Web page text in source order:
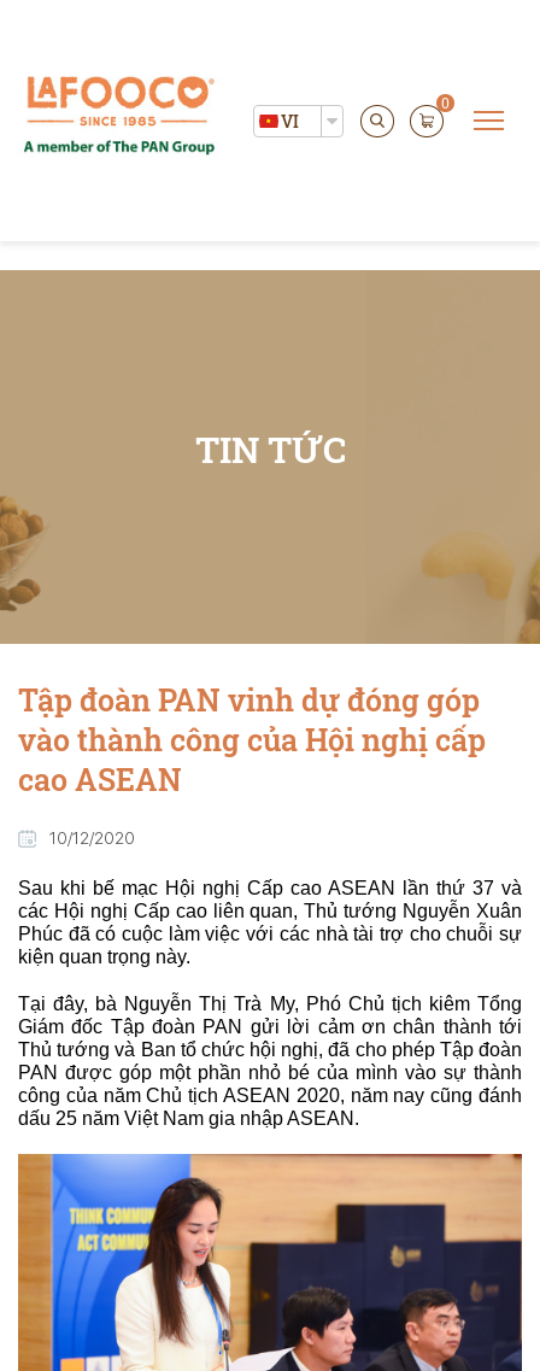
VI
0
TIN TỨC
Tập đoàn PAN vinh dự đóng góp
vào thành công của Hội nghị cấp
cao ASEAN
10/12/2020
Sau khi bế mạc Hội nghị Cấp cao ASEAN lần thứ 37 và
các Hội nghị Cấp cao liên quan, Thủ tướng Nguyễn Xuân
Phúc đã có cuộc làm việc với các nhà tài trợ cho chuỗi sự
kiện quan trọng này.
Tại đây, bà Nguyễn Thị Trà My, Phó Chủ tịch kiêm Tổng
Giám đốc Tập đoàn PAN gửi lời cảm ơn chân thành tới
Thủ tướng và Ban tổ chức hội nghị, đã cho phép Tập đoàn
PAN được góp một phần nhỏ bé của mình vào sự thành
công của năm Chủ tịch ASEAN 2020, năm nay cũng đánh
dấu 25 năm Việt Nam gia nhập ASEAN.